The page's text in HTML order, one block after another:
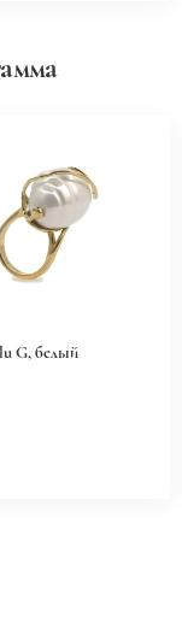
G, белый